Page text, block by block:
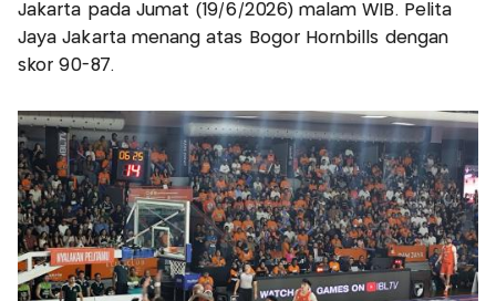
Jakarta pada Jumat (19/6/2026) malam WIB. Pelita
Jaya Jakarta menang atas Bogor Hornbills dengan
skor 90-87.